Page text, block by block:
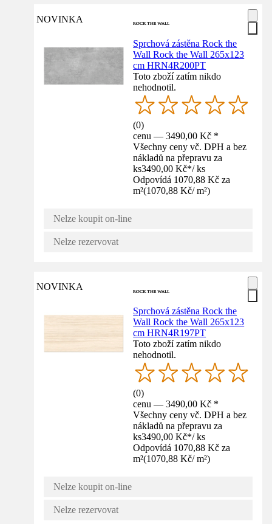
NOVINKA
Sprchová zástěna Rock the
Wall Rock the Wall 265x123
cm HRN4R200PT
Toto zboží zatím nikdo
nehodnotil.
(0)
cenu — 3490,00 Kč *
Všechny ceny vč. DPH a bez
nákladů na přepravu za
ks3490,00 Kč*/ ks
Odpovídá 1070,88 Kč za
m²(1070,88 Kč/ m²)
Nelze koupit on-line
Nelze rezervovat
NOVINKA
Sprchová zástěna Rock the
Wall Rock the Wall 265x123
cm HRN4R197PT
Toto zboží zatím nikdo
nehodnotil.
(0)
cenu — 3490,00 Kč *
Všechny ceny vč. DPH a bez
nákladů na přepravu za
ks3490,00 Kč*/ ks
Odpovídá 1070,88 Kč za
m²(1070,88 Kč/ m²)
Nelze koupit on-line
Nelze rezervovat